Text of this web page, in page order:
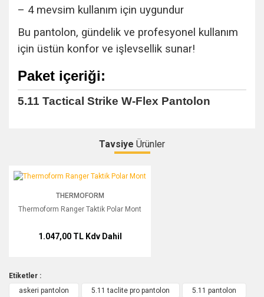
– 4 mevsim kullanım için uygundur
Bu pantolon, gündelik ve profesyonel kullanım
için üstün konfor ve işlevsellik sunar!
Paket içeriği:
5.11 Tactical Strike W-Flex Pantolon
Yorum Yaz
Tavsiye Ürünler
Thermoform Ranger Taktik Polar Mont
THERMOFORM
Thermoform Ranger Taktik Polar Mont
1.047,00 TL Kdv Dahil
Etiketler :
askeri pantolon
5.11 taclite pro pantolon 5.11 pantolon